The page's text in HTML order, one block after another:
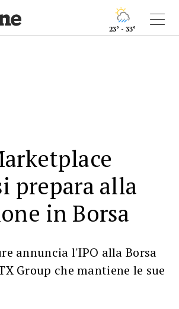
23° - 33°
prepara alla
in Borsa
annuncia l'IPO alla Borsa
Group che mantiene le sue